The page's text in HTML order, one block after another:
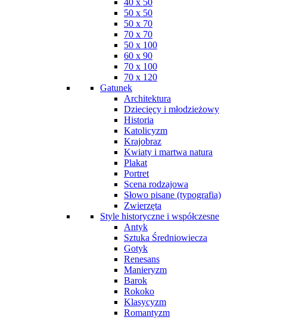
40 x 50
50 x 50
50 x 70
70 x 70
50 x 100
60 x 90
70 x 100
70 x 120
Gatunek
Architektura
Dziecięcy i młodzieżowy
Historia
Katolicyzm
Krajobraz
Kwiaty i martwa natura
Plakat
Portret
Scena rodzajowa
Słowo pisane (typografia)
Zwierzęta
Style historyczne i współczesne
Antyk
Sztuka Średniowiecza
Gotyk
Renesans
Manieryzm
Barok
Rokoko
Klasycyzm
Romantyzm